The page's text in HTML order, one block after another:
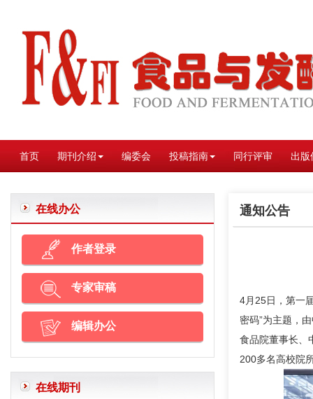
首页 期刊介绍 编委会 投稿指南 同行评审 出版
通知公告
4月25日，第一
密码”为主题，
食品院董事长、
200多名高校院
在线办公
作者登录
专家审稿
编辑办公
在线期刊